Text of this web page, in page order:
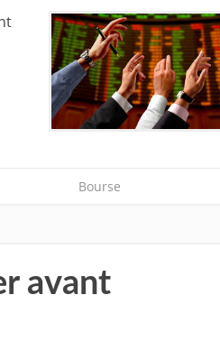
Bourse
avant